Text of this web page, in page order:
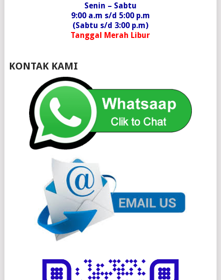
Senin – Sabtu
9:00 a.m s/d 5:00 p.m
(Sabtu s/d 3:00 p.m)
Tanggal Merah Libur
KONTAK KAMI